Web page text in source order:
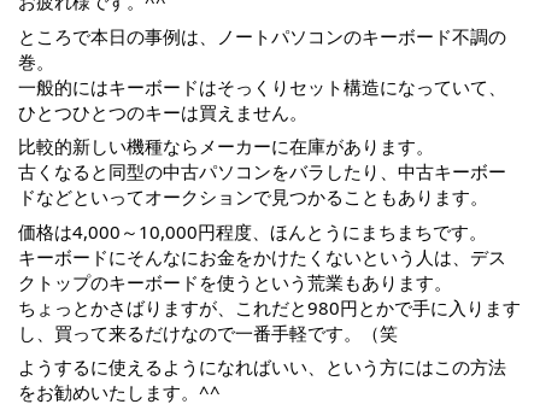
ところで本日の事例は、ノートパソコンのキーボード不調の
巻。
一般的にはキーボードはそっくりセット構造になっていて、
ひとつひとつのキーは買えません。
比較的新しい機種ならメーカーに在庫があります。
古くなると同型の中古パソコンをバラしたり、中古キーボー
ドなどといってオークションで見つかることもあります。
価格は4,000～10,000円程度、ほんとうにまちまちです。
キーボードにそんなにお金をかけたくないという人は、デス
クトップのキーボードを使うという荒業もあります。
ちょっとかさばりますが、これだと980円とかで手に入ります
し、買って来るだけなので一番手軽です。（笑
ようするに使えるようになればいい、という方にはこの方法
をお勧めいたします。^^